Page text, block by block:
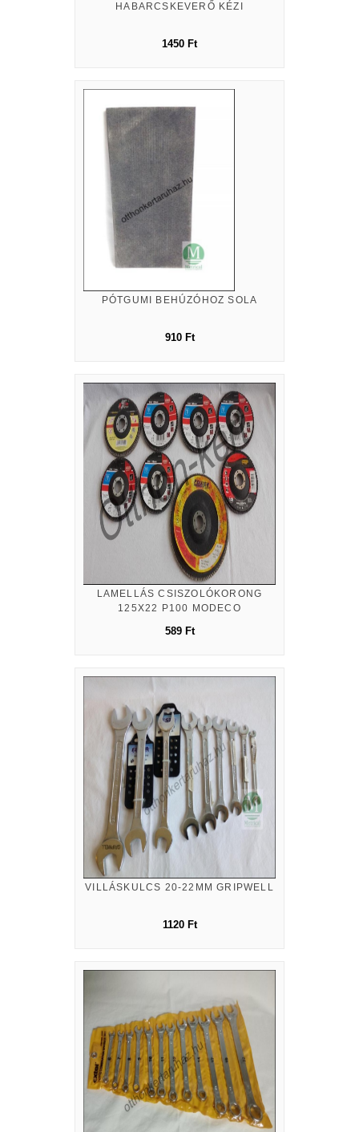
HABARCSKEVERŐ KÉZI
1450 Ft
PÓTGUMI BEHÚZÓHOZ SOLA
910 Ft
LAMELLÁS CSISZOLÓKORONG
125X22 P100 MODECO
589 Ft
VILLÁSKULCS 20-22MM GRIPWELL
1120 Ft